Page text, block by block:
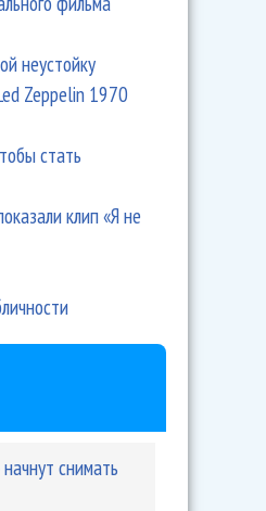
неустойку
Zeppelin 1970
стать
клип «Я не
снимать